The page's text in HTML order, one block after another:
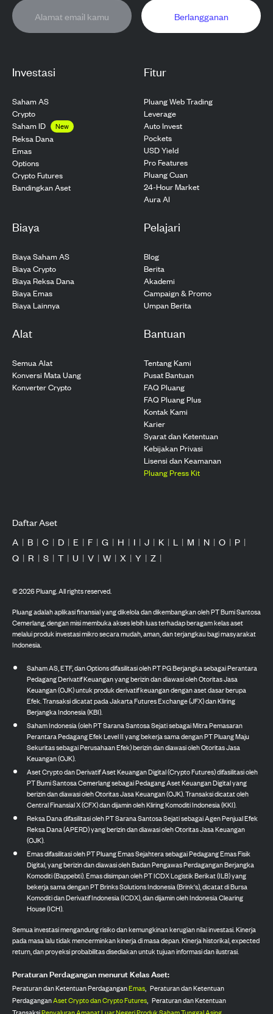
Investasi
Saham AS
Crypto
Saham ID
New
Reksa Dana
Emas
Options
Crypto Futures
Bandingkan Aset
Fitur
Pluang Web Trading
Leverage
Auto Invest
Pockets
USD Yield
Pro Features
Pluang Cuan
24-Hour Market
Aura AI
Biaya
Biaya Saham AS
Biaya Crypto
Biaya Reksa Dana
Biaya Emas
Biaya Lainnya
Pelajari
Blog
Berita
Akademi
Campaign & Promo
Umpan Berita
Alat
Semua Alat
Konversi Mata Uang
Konverter Crypto
Bantuan
Tentang Kami
Pusat Bantuan
FAQ Pluang
FAQ Pluang Plus
Kontak Kami
Karier
Syarat dan Ketentuan
Kebijakan Privasi
Lisensi dan Keamanan
Pluang Press Kit
Berlangganan
Daftar Aset
A | B | C | D | E | F | G | H | I | J | K | L | M | N | O | P |
Q | R | S | T | U | V | W | X | Y | Z |
©2026Pluang. All rights reserved.
Pluang adalah aplikasi finansial yang dikelola dan dikembangkan oleh PT Bumi Santosa
Cemerlang, dengan misi membuka akses lebih luas terhadap beragam kelas aset
melalui produk investasi mikro secara mudah, aman, dan terjangkau bagi masyarakat
Indonesia.
Saham AS, ETF, dan Options difasilitasi oleh PT PG Berjangka sebagai Perantara
Pedagang Derivatif Keuangan yang berizin dan diawasi oleh Otoritas Jasa
Keuangan (OJK) untuk produk derivatif keuangan dengan aset dasar berupa
Efek. Transaksi dicatat pada Jakarta Futures Exchange (JFX) dan Kliring
Berjangka Indonesia (KBI).
Saham Indonesia (oleh PT Sarana Santosa Sejati sebagai Mitra Pemasaran
Perantara Pedagang Efek Level II yang bekerja sama dengan PT Pluang Maju
Sekuritas sebagai Perusahaan Efek) berizin dan diawasi oleh Otoritas Jasa
Keuangan (OJK).
Aset Crypto dan Derivatif Aset Keuangan Digital (Crypto Futures) difasilitasi oleh
PT Bumi Santosa Cemerlang sebagai Pedagang Aset Keuangan Digital yang
berizin dan diawasi oleh Otoritas Jasa Keuangan (OJK). Transaksi dicatat oleh
Central Finansial X (CFX) dan dijamin oleh Kliring Komoditi Indonesia (KKI).
Reksa Dana difasilitasi oleh PT Sarana Santosa Sejati sebagai Agen Penjual Efek
Reksa Dana (APERD) yang berizin dan diawasi oleh Otoritas Jasa Keuangan
(OJK).
Emas difasilitasi oleh PT Pluang Emas Sejahtera sebagai Pedagang Emas Fisik
Digital, yang berizin dan diawasi oleh Badan Pengawas Perdagangan Berjangka
Komoditi (Bappebti). Emas disimpan oleh PT ICDX Logistik Berikat (ILB) yang
bekerja sama dengan PT Brinks Solutions Indonesia (Brink's), dicatat di Bursa
Komoditi dan Derivatif Indonesia (ICDX), dan dijamin oleh Indonesia Clearing
House (ICH).
Semua investasi mengandung risiko dan kemungkinan kerugian nilai investasi. Kinerja
pada masa lalu tidak mencerminkan kinerja di masa depan. Kinerja historikal, expected
return, dan proyeksi probabilitas disediakan untuk tujuan informasi dan ilustrasi.
Peraturan Perdagangan menurut Kelas Aset:
Peraturan dan Ketentuan PerdaganganEmas, Peraturan dan Ketentuan
PerdaganganAset Crypto dan Crypto Futures, Peraturan dan Ketentuan